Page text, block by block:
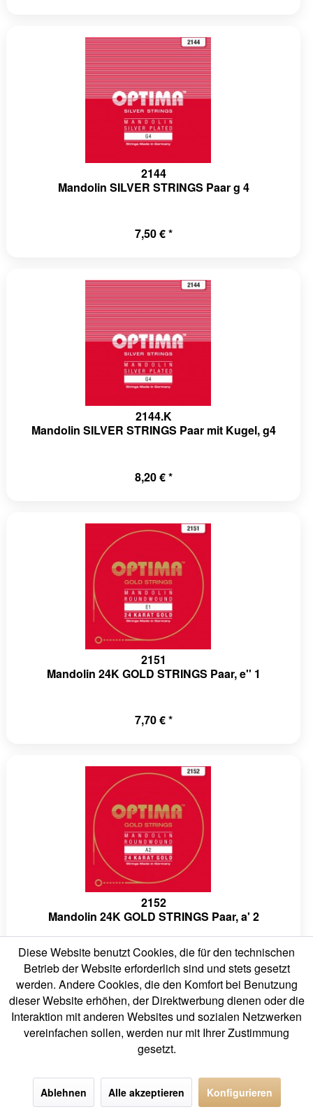
2144
Mandolin SILVER STRINGS Paar g 4
7,50 € *
2144.K
Mandolin SILVER STRINGS Paar mit Kugel, g4
8,20 € *
2151
Mandolin 24K GOLD STRINGS Paar, e'' 1
7,70 € *
2152
Mandolin 24K GOLD STRINGS Paar, a' 2
7,70 € *
Diese Website benutzt Cookies, die für den technischen
Betrieb der Website erforderlich sind und stets gesetzt
werden. Andere Cookies, die den Komfort bei Benutzung
dieser Website erhöhen, der Direktwerbung dienen oder die
Interaktion mit anderen Websites und sozialen Netzwerken
vereinfachen sollen, werden nur mit Ihrer Zustimmung
gesetzt.
Ablehnen Alle akzeptieren Konfigurieren